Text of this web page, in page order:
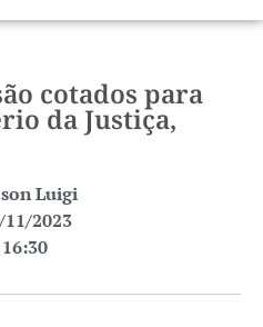
cotados para
da Justiça,
Luigi
11/2023
16:30